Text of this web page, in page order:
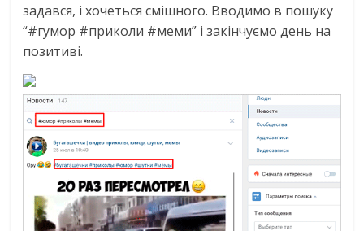
задався, і хочеться смішного. Вводимо в пошуку
“#гумор #приколи #меми” і закінчуємо день на
позитиві.